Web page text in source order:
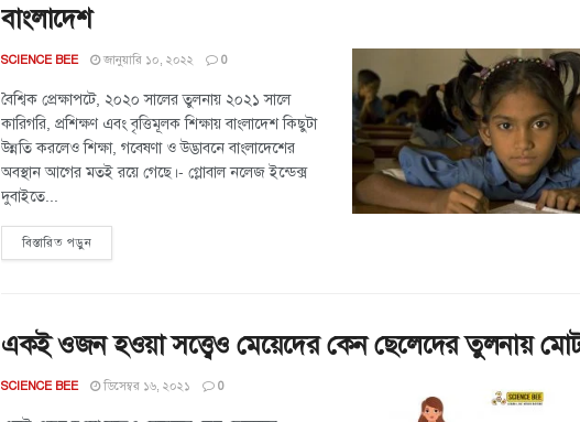
বাংলাদেশ
SCIENCE BEE জানুয়ারি ১০, ২০২২ 0
বৈশ্বিক প্রেক্ষাপটে, ২০২০ সালের তুলনায় ২০২১ সালে
কারিগরি, প্রশিক্ষণ এবং বৃত্তিমূলক শিক্ষায় বাংলাদেশ কিছুটা
উন্নতি করলেও শিক্ষা, গবেষণা ও উদ্ভাবনে বাংলাদেশের
অবস্থান আগের মতই রয়ে গেছে।- গ্লোবাল নলেজ ইন্ডেক্স
দুবাইতে...
বিস্তারিত পড়ুন
একই ওজন হওয়া সত্ত্বেও মেয়েদের কেন ছেলেদের তুলনায়
SCIENCE BEE ডিসেম্বর ১৬, ২০২১ 0